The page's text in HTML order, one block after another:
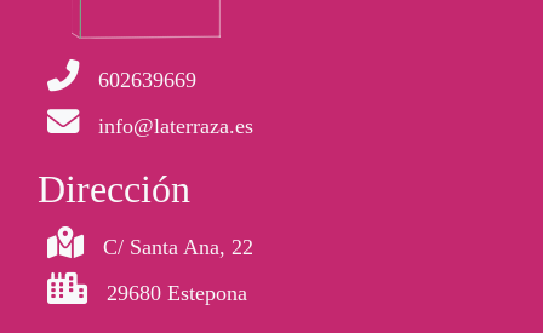
602639669
info@laterraza.es
Dirección
C/ Santa Ana, 22
29680 Estepona